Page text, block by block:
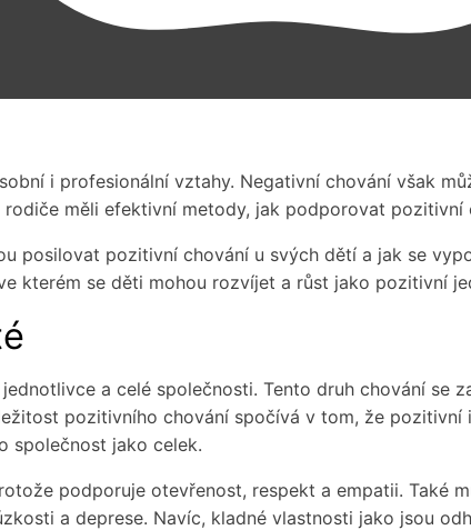
i profesionální vztahy. Negativní chování však
měli efektivní metody, jak podporovat pozitivní
posilovat pozitivní chování u svých dětí a jak se
kterém se děti mohou rozvíjet a růst jako pozitivní
a celé společnosti. Tento druh chování se
pozitivního chování spočívá v tom, že pozitivní
společnost jako celek.
podporuje otevřenost, respekt a empatii. Také
a deprese. Navíc, kladné vlastnosti jako jsou